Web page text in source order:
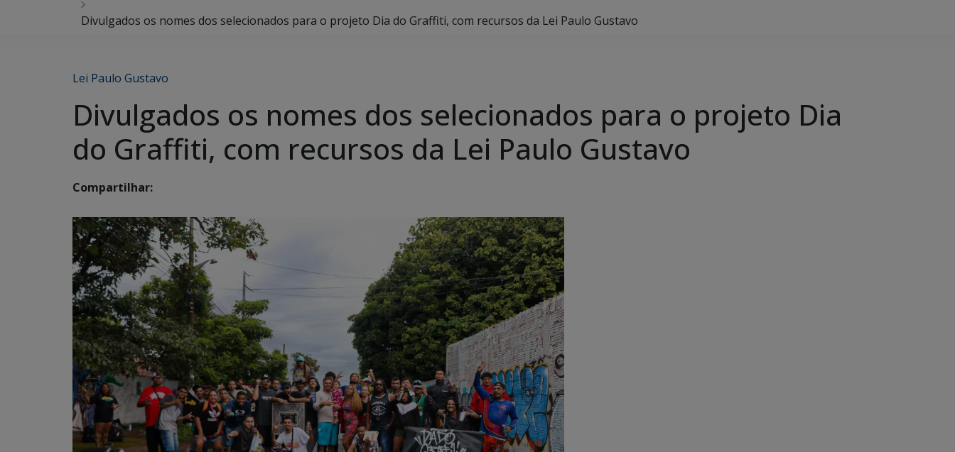
Divulgados os nomes dos selecionados para o projeto Dia do Graffiti, com recursos da Lei Paulo Gustavo
Lei Paulo Gustavo
Divulgados os nomes dos selecionados para o projeto Dia
do Graffiti, com recursos da Lei Paulo Gustavo
Compartilhar: